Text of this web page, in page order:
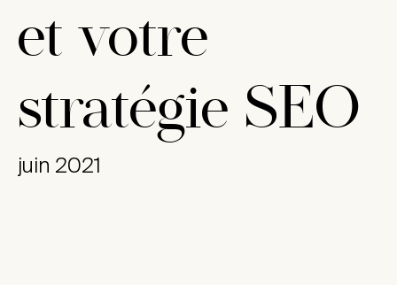
et votre
stratégie SEO
juin 2021